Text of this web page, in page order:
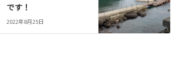
です！
2022年8月25日